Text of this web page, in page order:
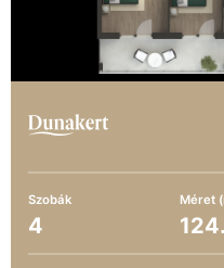
Szobák
4
Méret